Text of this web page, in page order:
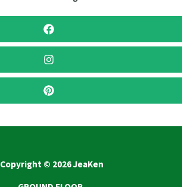
Copyright © 2026 JeaKen